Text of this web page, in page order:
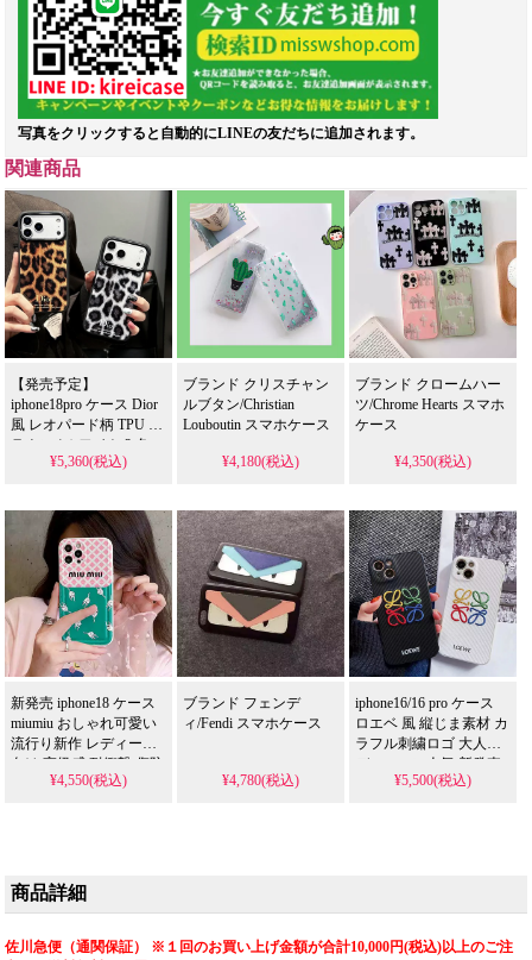
写真をクリックすると自動的にLINEの友だちに追加されます。
関連商品
【発売予定】
iphone18pro ケース Dior
風 レオパード柄 TPU ブ
ラウン / ホワイト 2 色
大画面カメラ窓 ゴール
大人レディース ストリ
ート・ナイトシーン向
け 高品質 アイフォン
16/16 pro/16pro max/16
plus/17/17pro 携帯ケース
全機種対応
¥5,360(税込)
ブランド クリスチャン
ルブタン/Christian
Louboutin スマホケース
¥4,180(税込)
ブランド クロームハー
ツ/Chrome Hearts スマホ
ケース
¥4,350(税込)
新発売 iphone18 ケース
miumiu おしゃれ可愛い
流行り新作 レディース
向け 高級感 耐衝撃 傷防
止 ミュウミュウ ハイブ
¥4,550(税込)
ブランド フェンデ
ィ/Fendi スマホケース
¥4,780(税込)
iphone16/16 pro ケース
ロエベ 風 縦じま素材 カ
ラフル刺繍ロゴ 大人レ
ディースに人気 新発売
耐衝撃 傷防止 滑り止め
¥5,500(税込)
商品詳細
佐川急便（通関保証） ※１回のお買い上げ金額が合計10,000円(税込)以上のご注